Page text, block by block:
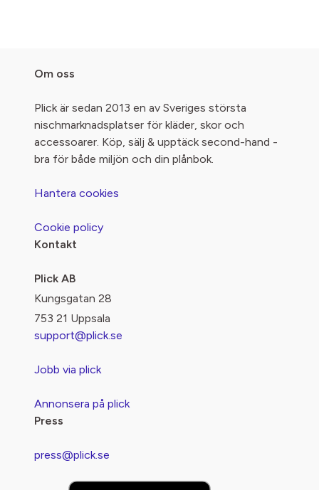
Om oss
Plick är sedan 2013 en av Sveriges största
nischmarknadsplatser för kläder, skor och
accessoarer. Köp, sälj & upptäck second-hand -
bra för både miljön och din plånbok.
Hantera cookies
Cookie policy
Kontakt
Plick AB
Kungsgatan 28
753 21 Uppsala
support@plick.se
Jobb via plick
Annonsera på plick
Press
press@plick.se